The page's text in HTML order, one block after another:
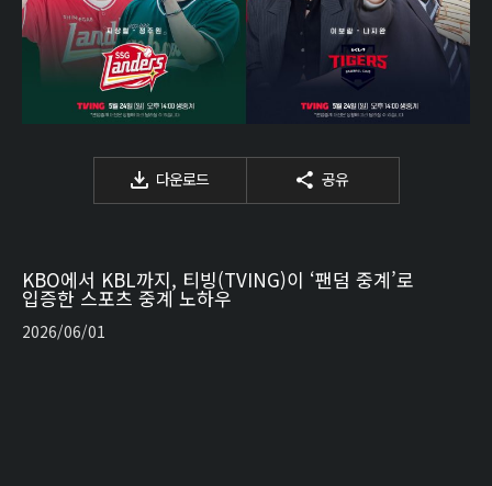
다운로드 공유
KBO에서 KBL까지, 티빙(TVING)이 ‘팬덤 중계’로
입증한 스포츠 중계 노하우
2026/06/01